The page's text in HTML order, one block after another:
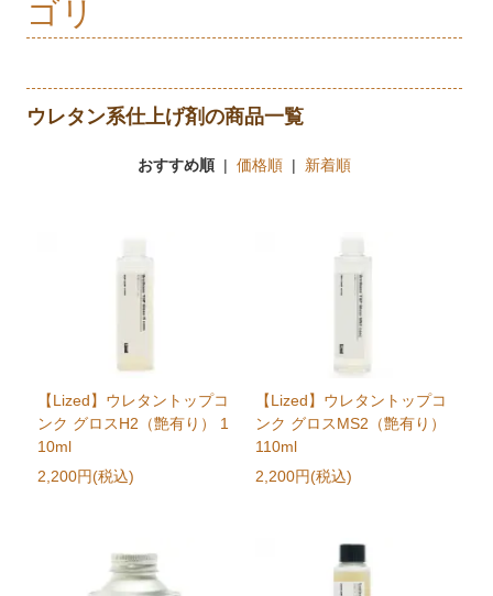
ゴリ
ウレタン系仕上げ剤の商品一覧
おすすめ順| 価格順| 新着順
【Lized】ウレタントップコ
ンク グロスH2（艶有り） 1
10ml
2,200円(税込)
【Lized】ウレタントップコ
ンク グロスMS2（艶有り）
110ml
2,200円(税込)